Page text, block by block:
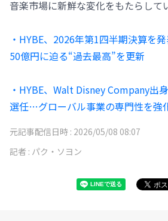
音楽市場に新鮮な変化をもたらして
・HYBE、2026年第1四半期決算を
50億円に迫る“過去最高”を更新
・HYBE、Walt Disney Company出
選任…グローバル事業の専門性を強
元記事配信日時 : 2026/05/08 08:07
記者 : パク・ソヨン